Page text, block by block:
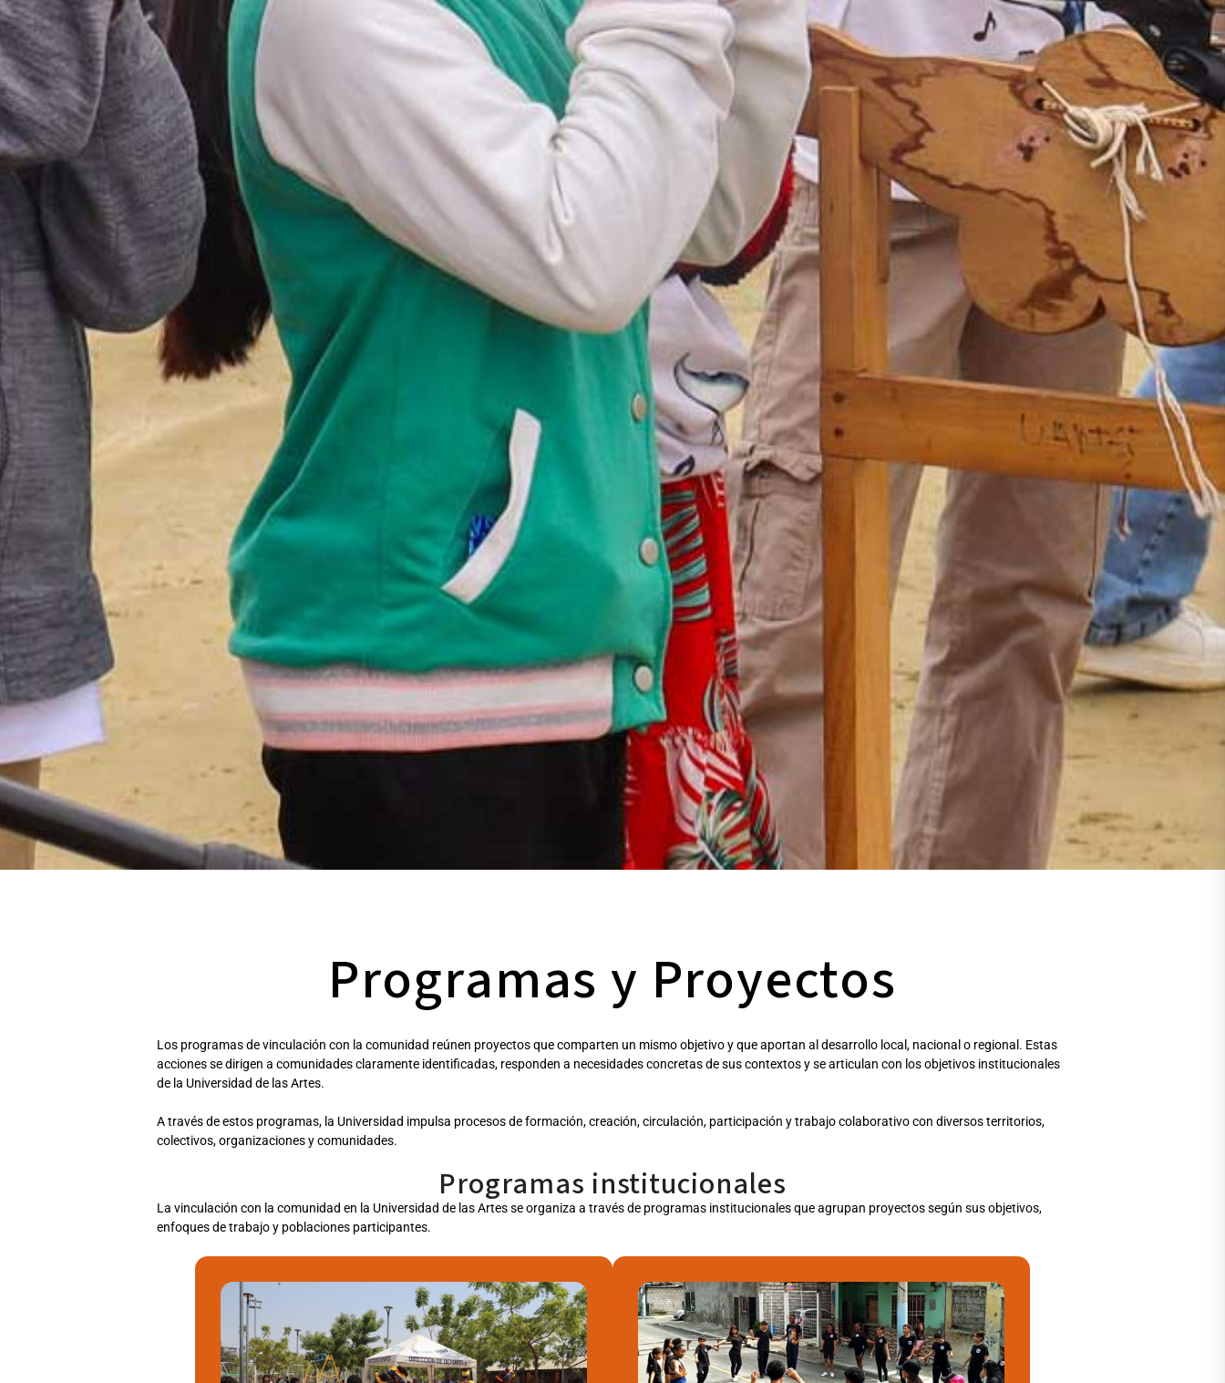
Programas y Proyectos
Los programas de vinculación con la comunidad reúnen proyectos que comparten un mismo objetivo y que aportan al desarrollo local, nacional o regional. Estas
acciones se dirigen a comunidades claramente identificadas, responden a necesidades concretas de sus contextos y se articulan con los objetivos institucionales
de la Universidad de las Artes.
A través de estos programas, la Universidad impulsa procesos de formación, creación, circulación, participación y trabajo colaborativo con diversos territorios,
colectivos, organizaciones y comunidades.
Programas institucionales
La vinculación con la comunidad en la Universidad de las Artes se organiza a través de programas institucionales que agrupan proyectos según sus objetivos,
enfoques de trabajo y poblaciones participantes.